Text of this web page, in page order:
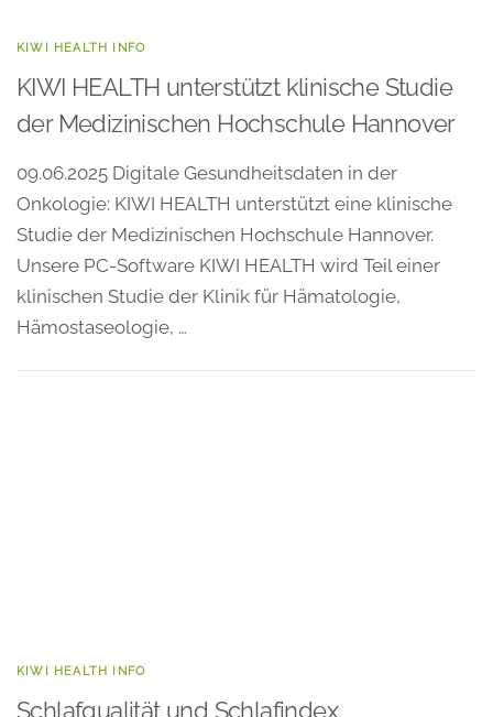
KIWI HEALTH INFO
KIWI HEALTH unterstützt klinische Studie
der Medizinischen Hochschule Hannover
09.06.2025 Digitale Gesundheitsdaten in der
Onkologie: KIWI HEALTH unterstützt eine klinische
Studie der Medizinischen Hochschule Hannover.
Unsere PC-Software KIWI HEALTH wird Teil einer
klinischen Studie der Klinik für Hämatologie,
Hämostaseologie, …
KIWI HEALTH INFO
Schlafqualität und Schlafindex